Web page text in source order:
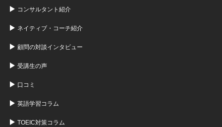
コンサルタント紹介
ネイティブ・コーチ紹介
顧問の対談インタビュー
受講生の声
口コミ
英語学習コラム
TOEIC対策コラム